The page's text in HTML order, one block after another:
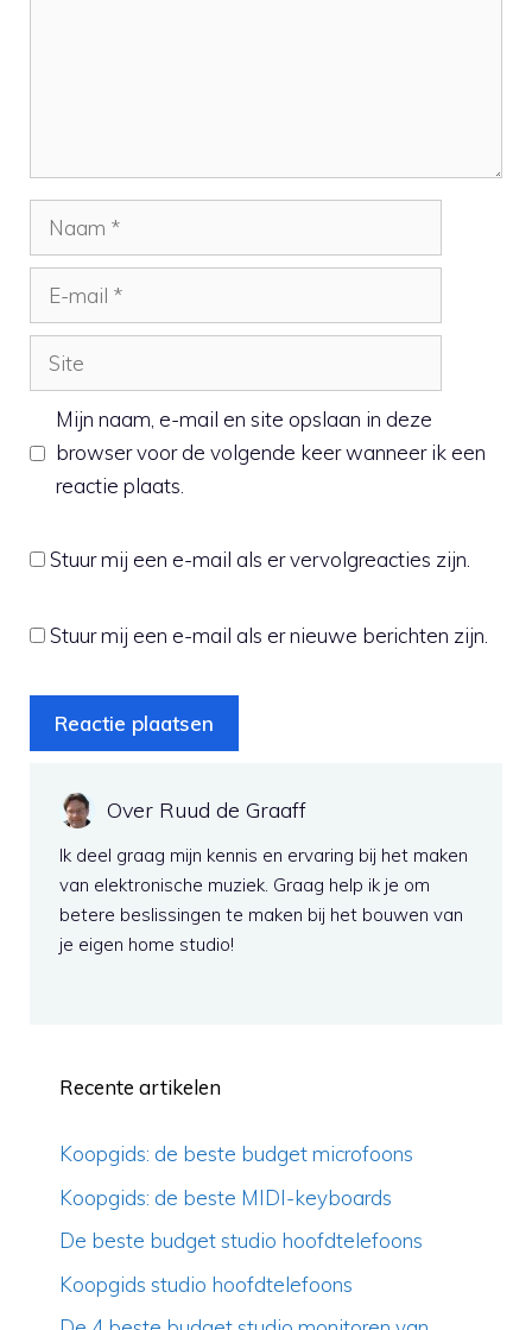
Naam
mail
Site
Mijn naam, e-mail en site opslaan in deze
browser voor de volgende keer wanneer ik een
reactie plaats.
Stuur mij een e-mail als er vervolgreacties zijn.
Stuur mij een e-mail als er nieuwe berichten zijn.
Over Ruud de Graaff
Ik deel graag mijn kennis en ervaring bij het maken
van elektronische muziek. Graag help ik je om
betere beslissingen te maken bij het bouwen van
je eigen home studio!
Recente artikelen
Koopgids: de beste budget microfoons
Koopgids: de beste MIDI-keyboards
De beste budget studio hoofdtelefoons
Koopgids studio hoofdtelefoons